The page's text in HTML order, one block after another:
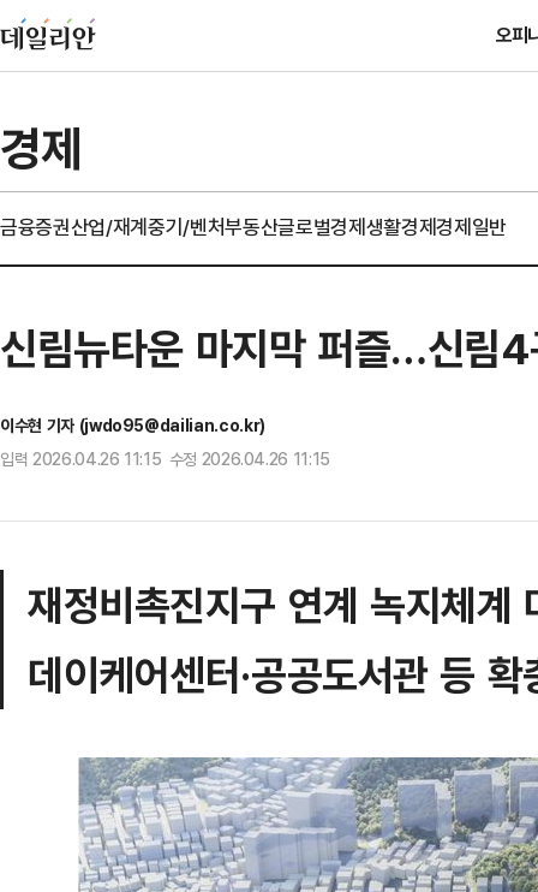
오피
경제
금융증권산업/재계중기/벤처부동산글로벌경제생활경제경제일반
신림뉴타운 마지막 퍼즐…신림
이수현 기자 (jwdo95@dailian.co.kr)
입력 2026.04.26 11:15 수정 2026.04.26 11:15
재정비촉진지구 연계 녹지체계
데이케어센터·공공도서관 등 확